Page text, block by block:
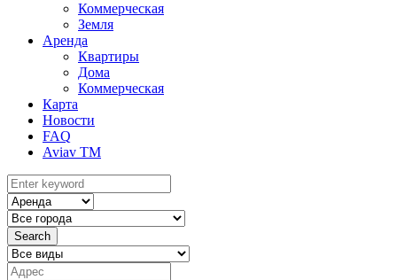
Коммерческая
Земля
Аренда
Квартиры
Дома
Коммерческая
Карта
Новости
FAQ
Aviav TM
Search